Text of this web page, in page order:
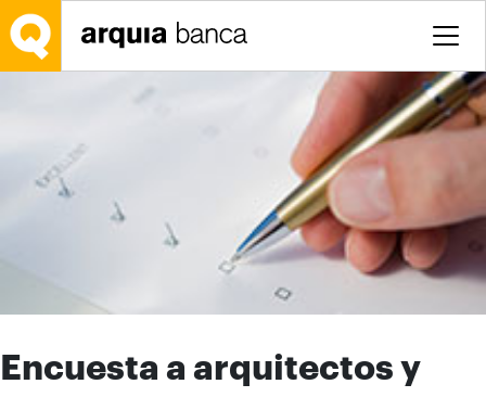
Saltar al contenido principal
Encuesta a arquitectos y